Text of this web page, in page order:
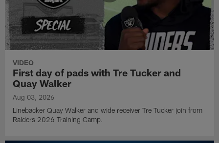
VIDEO
First day of pads with Tre Tucker and
Quay Walker
Aug 03, 2026
Linebacker Quay Walker and wide receiver Tre Tucker join from
Raiders 2026 Training Camp.